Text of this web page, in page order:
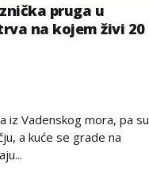
pruga u
na kojem živi 20
iz Vadenskog mora, pa su
a kuće se grade na